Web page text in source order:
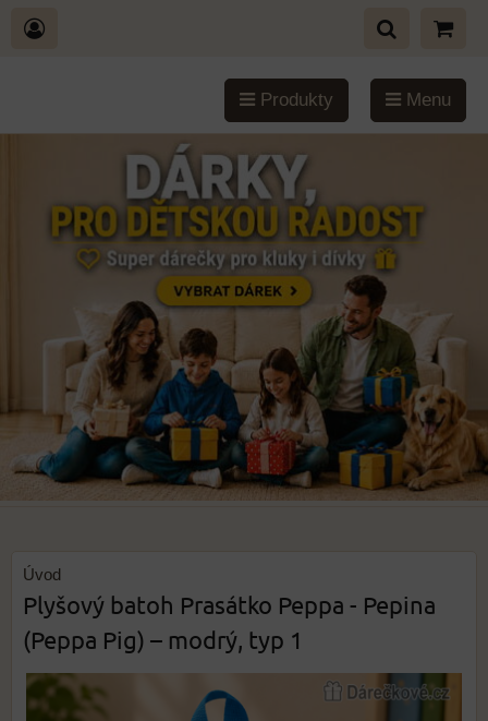
Produkty Menu
Úvod
Plyšový batoh Prasátko Peppa - Pepina
(Peppa Pig) – modrý, typ 1